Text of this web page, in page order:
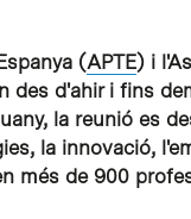
(APTE) i
des d'ahir i fins
la reunió es
la innovació,
més de 900